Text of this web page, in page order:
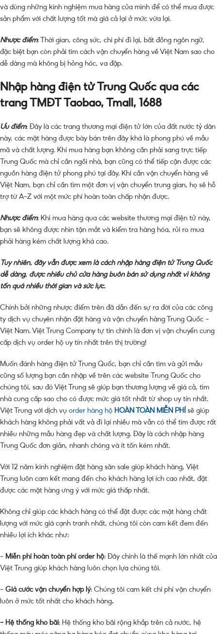
và dùng những kinh nghiệm mua hàng của mình để có thể mua được
sản phẩm với chất lượng tốt mà giá cả lại ở mức vừa lại.
Nhược điểm: Thời gian, công sức, chi phí đi lại, bất đồng ngôn ngữ,
đặc biệt bạn còn phải tìm cách vận chuyển hàng về Việt Nam sao cho
dễ dàng mà không bị hỏng hóc, va đập.
Nhập hàng điện tử Trung Quốc qua các
trang TMĐT Taobao, Tmall, 1688
Ưu điểm: Đây là các trang thương mại điện tử lớn của đất nước tỷ dân
này, các mặt hàng được bày bán trên đây khá là phong phú về mẫu
mã và chất lượng. Khi mua hàng bạn không cần phải sang trực tiếp
Trung Quốc mà chỉ cần ngồi nhà, bạn cũng có thể tiếp cận được các
nguồn hàng điện tử phong phú tại đây. Khi cần vận chuyển hàng về
Việt Nam, bạn chỉ cần tìm một đơn vị vận chuyển trung gian, họ sẽ hỗ
trợ từ A-Z với một mức phí hoàn toàn chấp nhận được.
Nhược điểm: Khi mua hàng qua các website thương mại điện tử này,
bạn sẽ không được nhìn tận mắt và kiểm tra hàng hóa, rủi ro mua
phải hàng kém chất lượng khá cao.
Tuy nhiên, đây vẫn được xem là cách nhập hàng điện tử Trung Quốc
dễ dàng, được nhiều chủ cửa hàng buôn bán sử dụng nhất vì không
tốn quá nhiều thời gian và sức lực.
Chính bởi những nhược điểm trên đã dẫn đến sự ra đời của các công
ty dịch vụ chuyên nhận đặt hàng và vận chuyển hàng Trung Quốc –
Việt Nam. Việt Trung Company tự tin chính là đơn vị vận chuyển cung
cấp dịch vụ order hộ uy tín nhất trên thị trường!
Muốn đánh hàng điện tử Trung Quốc, bạn chỉ cần tìm và gửi mẫu
cũng số lượng bạn cần nhập về trên các website Trung Quốc cho
chúng tôi, sau đó Việt Trung sẽ giúp bạn thương lượng về giá cả, tìm
nhà cung cấp sao cho có được mức giá tốt nhất từ shop uy tín nhất.
Việt Trung với dịch vụ order hàng hộ HOÀN TOÀN MIỄN PHÍ sẽ giúp
khách hàng không phải vất vả đi lại nhiều mà vẫn có thể tìm được rất
nhiều những mẫu hàng đẹp và chất lượng. Đây là cách nhập hàng
Trung Quốc đơn giản, nhanh chóng và ít tốn kém nhất.
Với 12 năm kinh nghiệm đặt hàng săn sale giúp khách hàng, Việt
Trung luôn cam kết mang đến cho khách hàng lợi ích cao nhất, đặt
được các mặt hàng ưng ý với mức giá thấp nhất.
Không chỉ giúp các khách hàng có thể đặt được các mặt hàng chất
lượng với mức giá cạnh tranh nhất, chúng tôi còn cam kết đem đến
nhiều lợi ích khác như:
– Miễn phí hoàn toàn phí order hộ: Đây chính là thế mạnh lớn nhất của
Việt Trung giúp khách hàng luôn chọn lựa chúng tôi.
– Giá cước vận chuyển hợp lý: Chúng tôi cam kết chi phí vận chuyển
luôn ở mức tốt nhất cho khách hàng.
– Hệ thống kho bãi: Hệ thống kho bãi rộng khắp trên cả nước, hệ